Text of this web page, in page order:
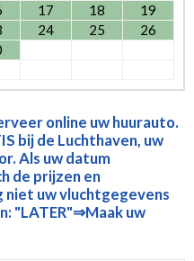
17 18
19
24 25
26
online uw huurauto.
bij de Luchthaven, uw
Als uw datum
de prijzen en
niet uw vluchtgegevens
"LATER"⇒Maak uw